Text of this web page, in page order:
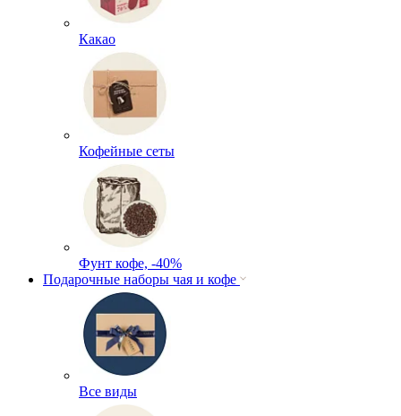
Какао
Кофейные сеты
Фунт кофе, -40%
Подарочные наборы чая и кофе
Все виды